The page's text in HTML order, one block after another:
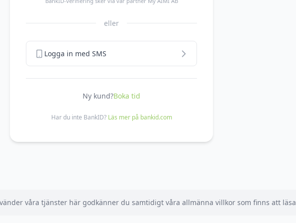
eller
Logga in med SMS
Ny kund?Boka tid
Har du inte BankID? Läs mer på bankid.com
våra tjänster här godkänner du samtidigt våra allmänna villkor som finns att läsa